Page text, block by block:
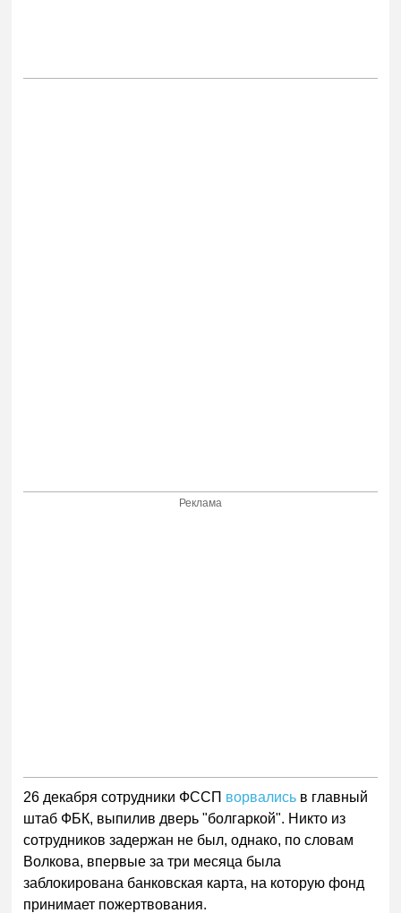
Реклама
26 декабря сотрудники ФССП ворвались в главный
штаб ФБК, выпилив дверь "болгаркой". Никто из
сотрудников задержан не был, однако, по словам
Волкова, впервые за три месяца была
заблокирована банковская карта, на которую фонд
принимает пожертвования.